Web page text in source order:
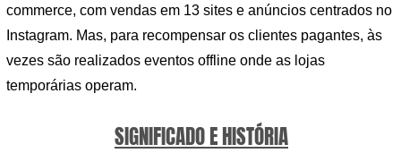
commerce, com vendas em 13 sites e anúncios centrados no
Instagram. Mas, para recompensar os clientes pagantes, às
vezes são realizados eventos offline onde as lojas
temporárias operam.
SIGNIFICADO E HISTÓRIA